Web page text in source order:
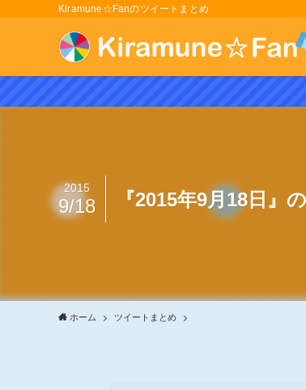
Kiramune☆Fanのツイートまとめ
『2015年9月18日』
2015
9/18
ホーム ツイートまとめ